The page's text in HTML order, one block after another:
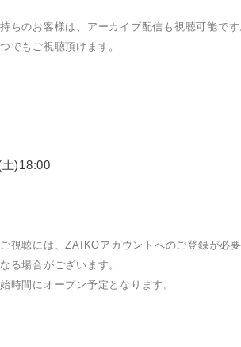
ちのお客様は、アーカイブ配信も視聴可能です
でもご視聴頂けます。
)18:00
視聴には、ZAIKOアカウントへのご登録が必要
る場合がございます。
時間にオープン予定となります。